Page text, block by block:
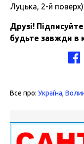
Луцька, 2-й
Друзі!
будьте завжди в
Все про: Україна,